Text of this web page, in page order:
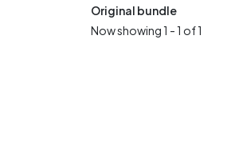
Original bundle
Now showing1 - 1 of 1